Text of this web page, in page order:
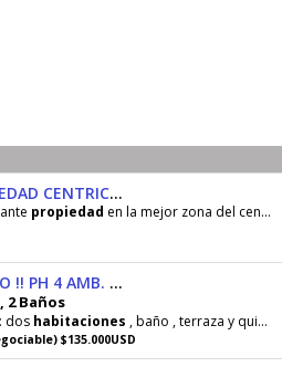
VENTA PROPIEDAD CENTRICA EN !
propiedad en la mejor zona del centro de
APTO CREDITO !! PH 4 AMB. PATIO Y QUINCHO !! OPORTUNIDAD !!!
2 Baños
dos habitaciones , baño , terraza y quincho . estado de la
$135.000USD